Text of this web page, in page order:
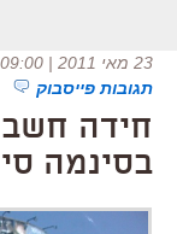
23 מאי 2011 | 09:00
תגובות פייסבוק
חידה
בסינמה